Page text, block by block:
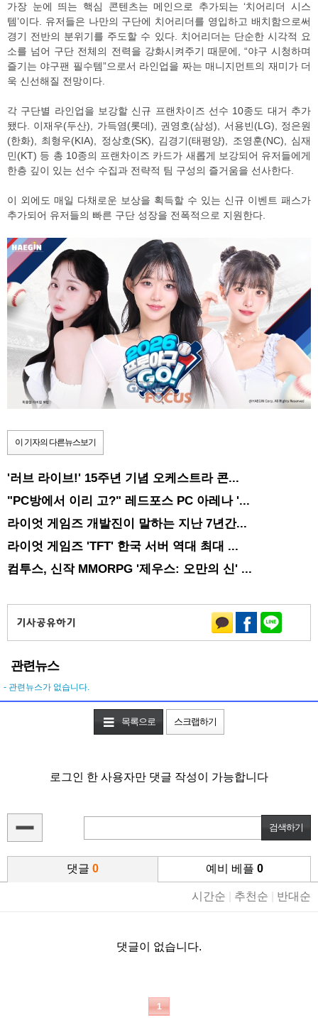
가장 눈에 띄는 핵심 콘텐츠는 메인으로 추가되는 ‘치어리더 시스
템’이다. 유저들은 나만의 구단에 치어리더를 영입하고 배치함으로써
경기 전반의 분위기를 주도할 수 있다. 치어리더는 단순한 시각적 요
소를 넘어 구단 전체의 전력을 강화시켜주기 때문에, “야구 시청하며
즐기는 야구팬 필수템”으로서 라인업을 짜는 매니지먼트의 재미가 더
욱 신선해질 전망이다.
각 구단별 라인업을 보강할 신규 프랜차이즈 선수 10종도 대거 추가
됐다. 이재우(두산), 가득염(롯데), 권영호(삼성), 서용빈(LG), 정은원
(한화), 최형우(KIA), 정상호(SK), 김경기(태평양), 조영훈(NC), 심재
민(KT) 등 총 10종의 프랜차이즈 카드가 새롭게 보강되어 유저들에게
한층 깊이 있는 선수 수집과 전략적 팀 구성의 즐거움을 선사한다.
이 외에도 매일 다채로운 보상을 획득할 수 있는 신규 이벤트 패스가
추가되어 유저들의 빠른 구단 성장을 전폭적으로 지원한다.
이 기자의 다른뉴스보기
'러브 라이브!' 15주년 기념 오케스트라 콘...
"PC방에서 이리 고?" 레드포스 PC 아레나 '...
라이엇 게임즈 개발진이 말하는 지난 7년간...
라이엇 게임즈 'TFT' 한국 서버 역대 최대 ...
컴투스, 신작 MMORPG '제우스: 오만의 신' ...
관련뉴스
- 관련뉴스가 없습니다.
목록으로 스크랩하기
로그인 한 사용자만 댓글 작성이 가능합니다
댓글 0 예비 베플 0
시간순 추천순 반대순
댓글이 없습니다.
1